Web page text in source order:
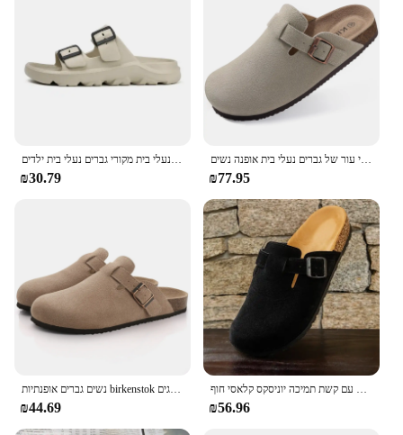
גבר נוח נעלי בית 2024 נעלי בית קיץ גברים נעלי בית קיץ גברים נעלי בית מקורי גברים נעלי בית ילדים
₪30.79
חם קלאסי עור של גברים נעלי בית אופנה נשים clogs נעלי נשים clogs mules sandals חוף סנדלים 2024 מגלשות מזדמנים
₪77.95
נשים גברים אופנתיות birkenstok נעליים זוגות נעליים זוגות סנדלים בד-סולים קלאסי פגים
₪44.69
גברים אופנה נעלי מתות עם קשת תמיכה יוניסקס קלאסי חוף birkenstok נעלי גברים סנדלים זמש סנדלים של גברים sandals רטרו Cork clogs тапочки
₪56.96